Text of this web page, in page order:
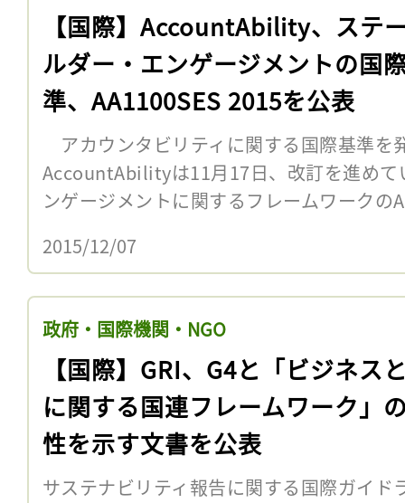
【国際】AccountAbility、ステ
ルダー・エンゲージメントの国
準、AA1100SES 2015を公表
アカウンタビリティに関する国際基準を
AccountAbilityは11月17日、改訂を進めて
ンゲージメントに関するフレームワーク
2015/12/07
政府・国際機関・NGO
【国際】GRI、G4と「ビジネス
に関する国連フレームワーク」
性を示す文書を公表
サステナビリティ報告に関する国際ガイド